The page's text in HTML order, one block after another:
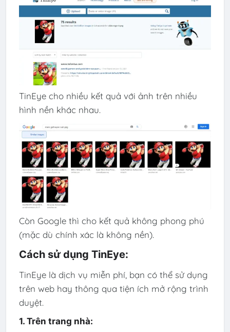
TinEye cho nhiều kết quả với ảnh trên nhiều
hình nền khác nhau.
Còn Google thì cho kết quả không phong phú
(mặc dù chính xác là không nền).
Cách sử dụng TinEye:
TinEye là dịch vụ miễn phí, bạn có thể sử dụng
trên web hay thông qua tiện ích mở rộng trình
duyệt.
1. Trên trang nhà: